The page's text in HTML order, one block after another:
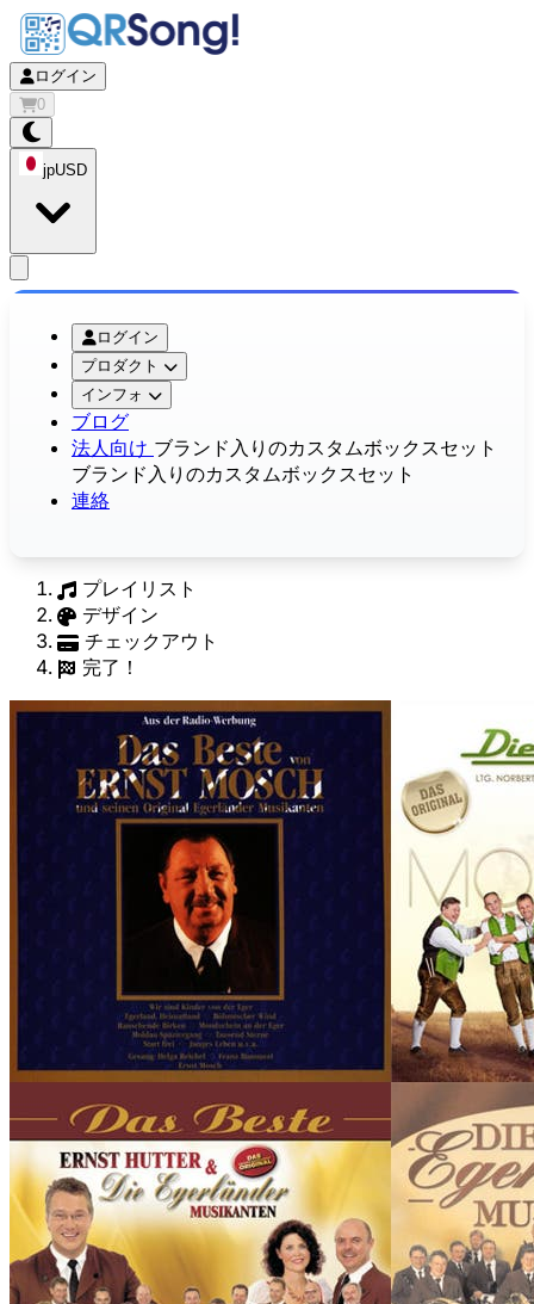
ログイン
0
jpUSD
ログイン
プロダクト
インフォ
ブログ
法人向け ブランド入りのカスタムボックスセット
ブランド入りのカスタムボックスセット
連絡
プレイリスト
デザイン
チェックアウト
完了！